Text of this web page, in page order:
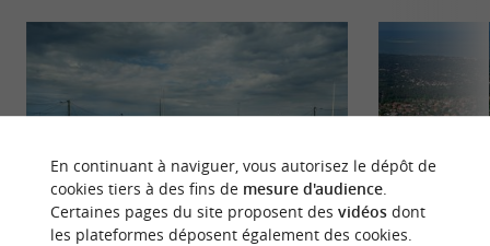
Incontournable
En continuant à naviguer, vous autorisez le dépôt de
cookies tiers à des fins de mesure d'audience.
Certaines pages du site proposent des vidéosdont
les plateformes déposent également des cookies.